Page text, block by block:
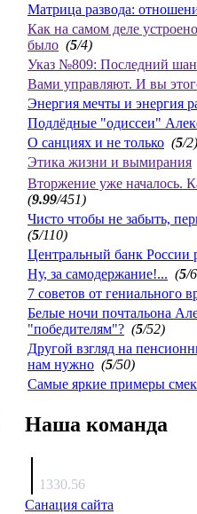
Матрица развода:
Как на самом деле
было (5/4)
Указ №809: Последний
Вами управляют. И вы
Энергия мечты и энергия
Подлёдные "одиссеи"
О санциях и не только (5/2)
Этика жизни и вымирания
Вторжение уже началось.
(9.99/451)
Чисто чтобы не забыть,
(5/110)
Центральный банк России
Ну, за самодержание!... (5/
7 советов от гениального
Белые ночи почтальона
"победителям"? (5/52)
Другой взгляд на
нам нужно (5/50)
Самые яркие примеры
Наша команда
1330.56
Санация сайта